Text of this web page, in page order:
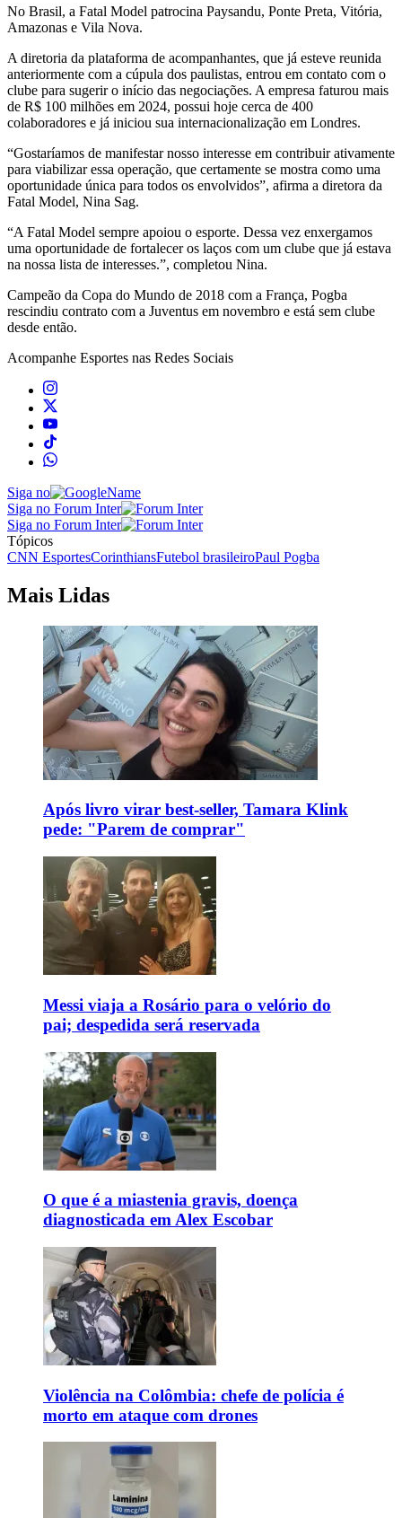
No Brasil, a Fatal Model patrocina Paysandu, Ponte Preta, Vitória,
Amazonas e Vila Nova.
A diretoria da plataforma de acompanhantes, que já esteve reunida
anteriormente com a cúpula dos paulistas, entrou em contato com o
clube para sugerir o início das negociações. A empresa faturou mais
de R$ 100 milhões em 2024, possui hoje cerca de 400
colaboradores e já iniciou sua internacionalização em Londres.
“Gostaríamos de manifestar nosso interesse em contribuir ativamente
para viabilizar essa operação, que certamente se mostra como uma
oportunidade única para todos os envolvidos”, afirma a diretora da
Fatal Model, Nina Sag.
“A Fatal Model sempre apoiou o esporte. Dessa vez enxergamos
uma oportunidade de fortalecer os laços com um clube que já estava
na nossa lista de interesses.”, completou Nina.
Campeão da Copa do Mundo de 2018 com a França, Pogba
rescindiu contrato com a Juventus em novembro e está sem clube
desde então.
Acompanhe Esportes nas Redes Sociais
Siga no
Siga no Forum Inter
Siga no Forum Inter
Tópicos
CNN EsportesCorinthiansFutebol brasileiroPaul Pogba
Mais Lidas
Após livro virar best-seller, Tamara Klink
pede: "Parem de comprar"
Messi viaja a Rosário para o velório do
pai; despedida será reservada
O que é a miastenia gravis, doença
diagnosticada em Alex Escobar
Violência na Colômbia: chefe de polícia é
morto em ataque com drones